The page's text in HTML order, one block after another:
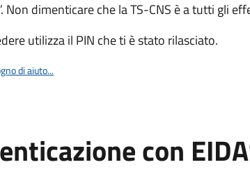
Non dimenticare che la TS-CNS è a tutti gli
utilizza il PIN che ti è stato rilasciato.
di aiuto...
con